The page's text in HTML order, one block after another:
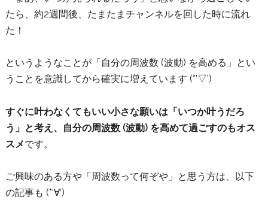
たら、約2週間後、たまたまチャンネルを回した時に流れ
た！
というようなことが「自分の周波数 (波動) を高める」とい
うことを意識してから確実に増えています (*’▽’)
すぐに叶わなくてもいい小さな願いは「いつか叶うだろ
う」と考え、自分の周波数 (波動) を高めて過ごすのもオス
スメです。
ご興味のある方や「周波数って何ぞや」と思う方は、以下
の記事も (*‘∀‘)